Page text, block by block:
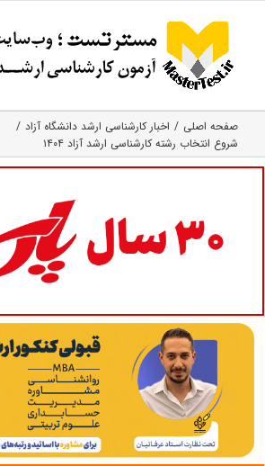
content
صفحه اصلی
اخبار کارشناسی ارشد دانشگاه آزاد
شروع انتخاب رشته کارشناسی ارشد آزاد ۱۴۰۴